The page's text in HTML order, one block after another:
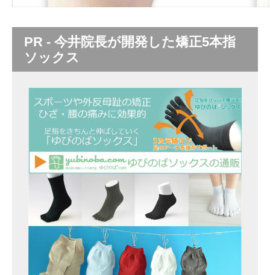
PR - 今井院長が開発した矯正5本指
ソックス